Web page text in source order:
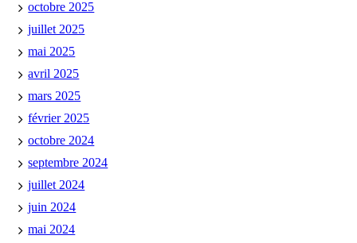
octobre 2025
juillet 2025
mai 2025
avril 2025
mars 2025
février 2025
octobre 2024
septembre 2024
juillet 2024
juin 2024
mai 2024